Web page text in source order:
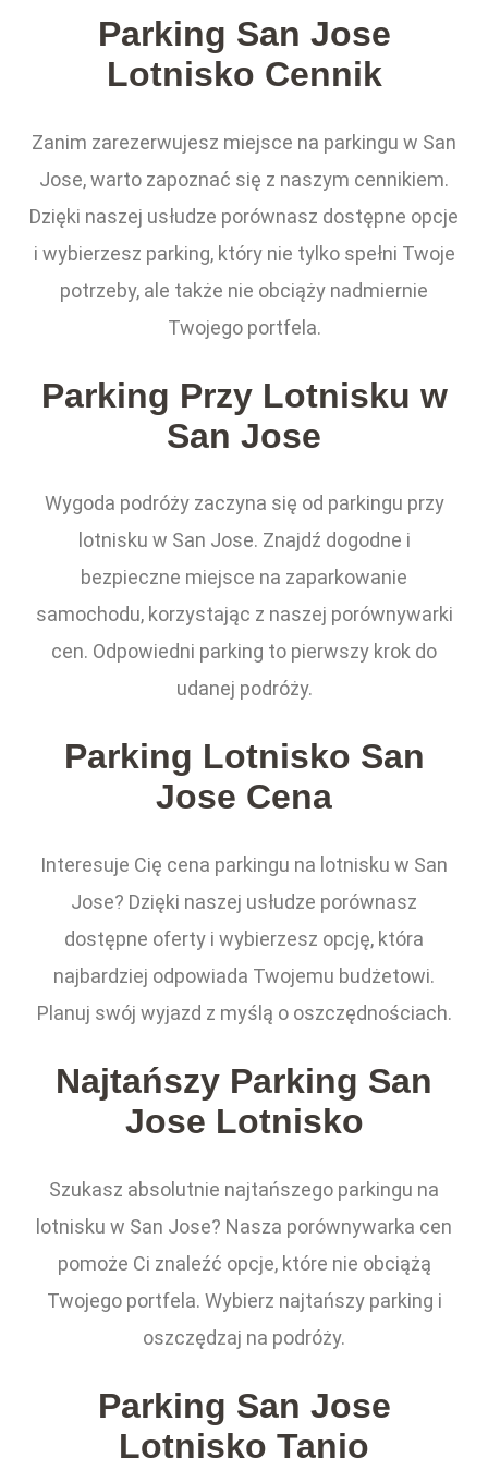
Parking San Jose
Lotnisko Cennik
Zanim zarezerwujesz miejsce na parkingu w San
Jose, warto zapoznać się z naszym cennikiem.
Dzięki naszej usłudze porównasz dostępne opcje
i wybierzesz parking, który nie tylko spełni Twoje
potrzeby, ale także nie obciąży nadmiernie
Twojego portfela.
Parking Przy Lotnisku w
San Jose
Wygoda podróży zaczyna się od parkingu przy
lotnisku w San Jose. Znajdź dogodne i
bezpieczne miejsce na zaparkowanie
samochodu, korzystając z naszej porównywarki
cen. Odpowiedni parking to pierwszy krok do
udanej podróży.
Parking Lotnisko San
Jose Cena
Interesuje Cię cena parkingu na lotnisku w San
Jose? Dzięki naszej usłudze porównasz
dostępne oferty i wybierzesz opcję, która
najbardziej odpowiada Twojemu budżetowi.
Planuj swój wyjazd z myślą o oszczędnościach.
Najtańszy Parking San
Jose Lotnisko
Szukasz absolutnie najtańszego parkingu na
lotnisku w San Jose? Nasza porównywarka cen
pomoże Ci znaleźć opcje, które nie obciążą
Twojego portfela. Wybierz najtańszy parking i
oszczędzaj na podróży.
Parking San Jose
Lotnisko Tanio